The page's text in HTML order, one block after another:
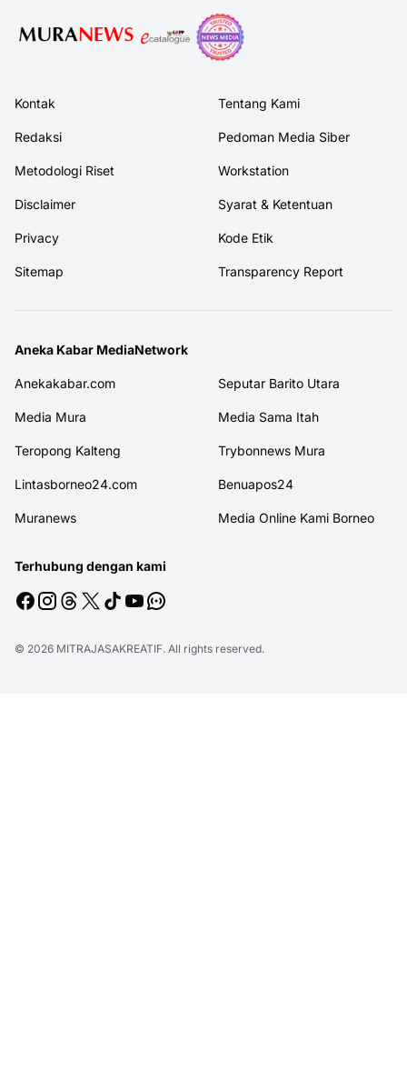
Kontak Tentang Kami
Redaksi Pedoman Media Siber
Metodologi Riset Workstation
Disclaimer Syarat & Ketentuan
Privacy Kode Etik
Sitemap Transparency Report
Aneka Kabar MediaNetwork
Anekakabar.com Seputar Barito Utara
Media Mura Media Sama Itah
Teropong Kalteng Trybonnews Mura
Lintasborneo24.com Benuapos24
Muranews Media Online Kami Borneo
Terhubung dengan kami
© 2026 MITRAJASAKREATIF. All rights reserved.